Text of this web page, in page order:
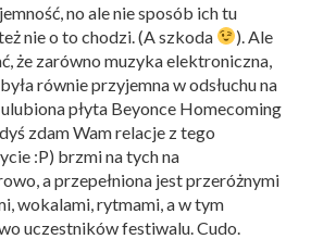
no ale nie sposób ich tu
nie o to chodzi. (A szkoda
). Ale
że zarówno muzyka elektroniczna,
równie przyjemna w odsłuchu na
płyta Beyonce Homecoming
zdam Wam relacje z tego
:P) brzmi na tych na
a przepełniona jest przeróżnymi
wokalami, rytmami, a w tym
uczestników festiwalu. Cudo.